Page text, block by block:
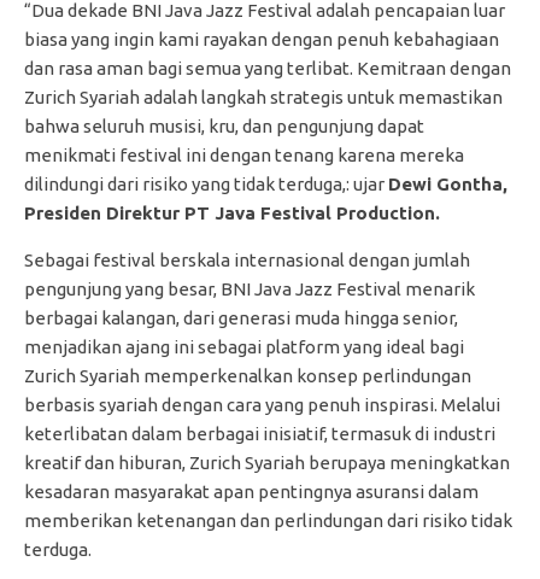
“Dua dekade BNI Java Jazz Festival adalah pencapaian luar
biasa yang ingin kami rayakan dengan penuh kebahagiaan
dan rasa aman bagi semua yang terlibat. Kemitraan dengan
Zurich Syariah adalah langkah strategis untuk memastikan
bahwa seluruh musisi, kru, dan pengunjung dapat
menikmati festival ini dengan tenang karena mereka
dilindungi dari risiko yang tidak terduga,: ujar Dewi Gontha,
Presiden Direktur PT Java Festival Production.
Sebagai festival berskala internasional dengan jumlah
pengunjung yang besar, BNI Java Jazz Festival menarik
berbagai kalangan, dari generasi muda hingga senior,
menjadikan ajang ini sebagai platform yang ideal bagi
Zurich Syariah memperkenalkan konsep perlindungan
berbasis syariah dengan cara yang penuh inspirasi. Melalui
keterlibatan dalam berbagai inisiatif, termasuk di industri
kreatif dan hiburan, Zurich Syariah berupaya meningkatkan
kesadaran masyarakat apan pentingnya asuransi dalam
memberikan ketenangan dan perlindungan dari risiko tidak
terduga.